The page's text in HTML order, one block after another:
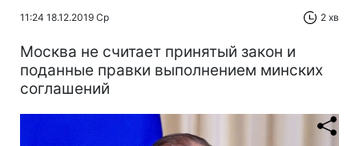
11:24 18.12.2019 Ср 2 хв
Москва не считает принятый закон и
поданные правки выполнением минских
соглашений